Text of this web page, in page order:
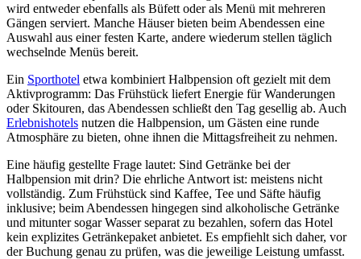
wird entweder ebenfalls als Büfett oder als Menü mit mehreren
Gängen serviert. Manche Häuser bieten beim Abendessen eine
Auswahl aus einer festen Karte, andere wiederum stellen täglich
wechselnde Menüs bereit.
Ein Sporthotel etwa kombiniert Halbpension oft gezielt mit dem
Aktivprogramm: Das Frühstück liefert Energie für Wanderungen
oder Skitouren, das Abendessen schließt den Tag gesellig ab. Auch
Erlebnishotels nutzen die Halbpension, um Gästen eine runde
Atmosphäre zu bieten, ohne ihnen die Mittagsfreiheit zu nehmen.
Eine häufig gestellte Frage lautet: Sind Getränke bei der
Halbpension mit drin? Die ehrliche Antwort ist: meistens nicht
vollständig. Zum Frühstück sind Kaffee, Tee und Säfte häufig
inklusive; beim Abendessen hingegen sind alkoholische Getränke
und mitunter sogar Wasser separat zu bezahlen, sofern das Hotel
kein explizites Getränkepaket anbietet. Es empfiehlt sich daher, vor
der Buchung genau zu prüfen, was die jeweilige Leistung umfasst.